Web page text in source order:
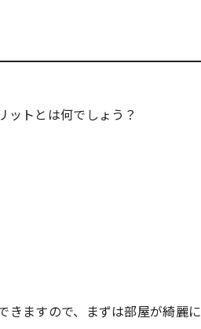
ットとは何でしょう？
きますので、まずは部屋が綺麗に